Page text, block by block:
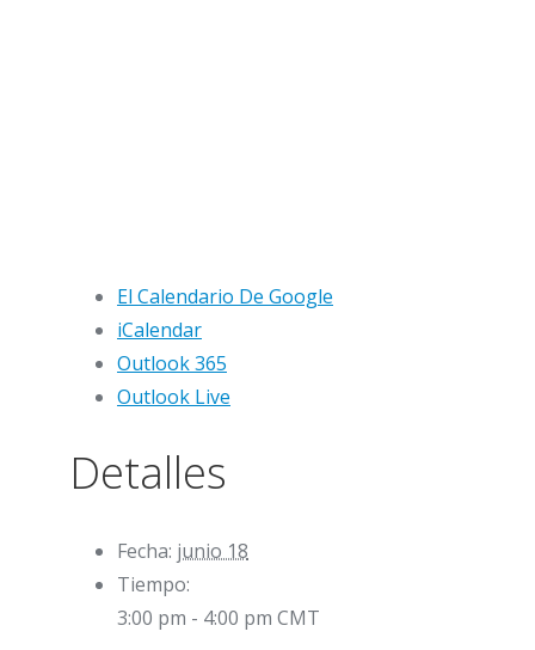
El Calendario De Google
iCalendar
Outlook 365
Outlook Live
Detalles
Fecha: junio 18
Tiempo:
3:00 pm - 4:00 pm CMT